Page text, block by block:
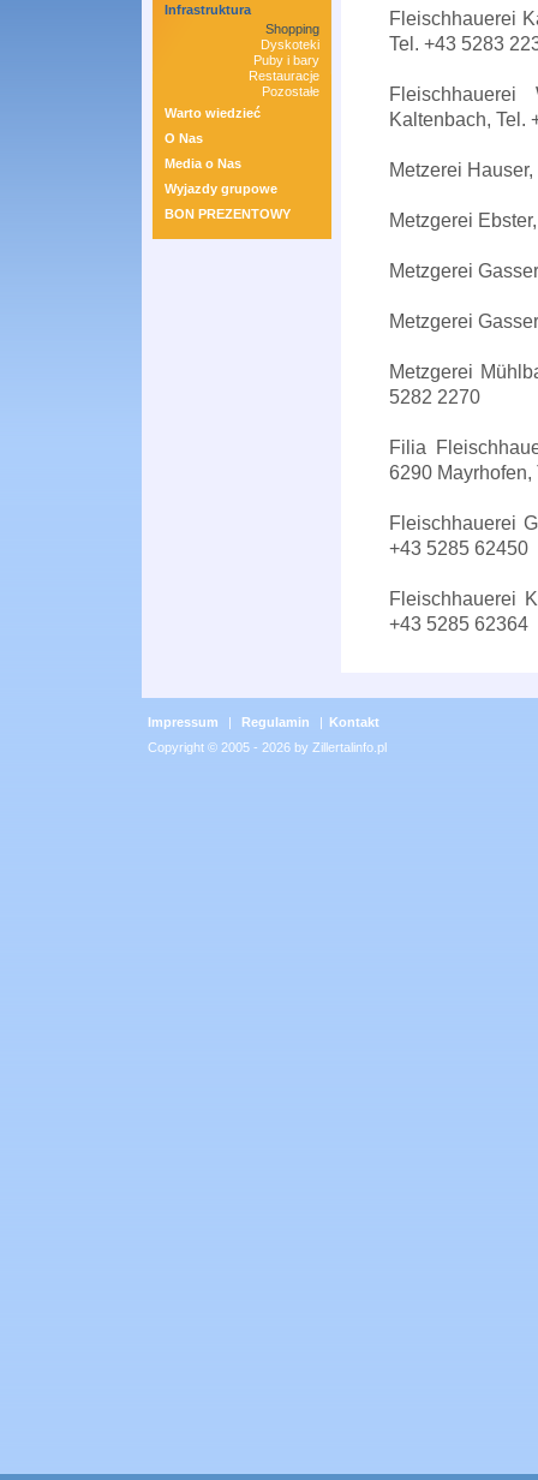
Infrastruktura
Shopping
Dyskoteki
Puby i bary
Restauracje
Pozostałe
Warto wiedzieć
O Nas
Media o Nas
Wyjazdy grupowe
BON PREZENTOWY
Fleischhauerei
Tel. +43 5283
Kaltenbach, Tel.
Metzerei
Metzgerei
Metzgerei
Metzgerei
Metzgerei
5282 2270
Filia
6290 Mayrhofen,
Fleischhauerei
+43 5285 62450
Fleischhauerei
+43 5285 62364
Impressum | Regulamin | Kontakt
Copyright © 2005 - 2026 by Zillertalinfo.pl